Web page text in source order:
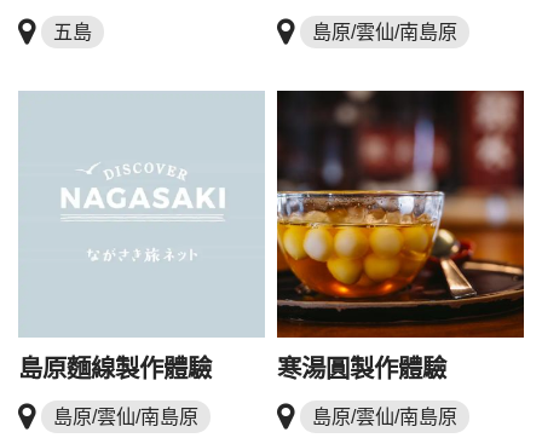
五島 島原/雲仙/南島原
島原麵線製作體驗
島原/雲仙/南島原
寒湯圓製作體驗
島原/雲仙/南島原